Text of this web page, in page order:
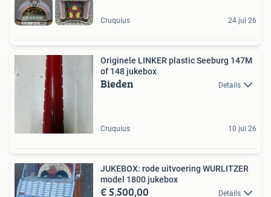
Cruquius 24 jul 26
Originele LINKER plastic Seeburg 147M
of 148 jukebox
Bieden Details
Cruquius 10 jul 26
JUKEBOX: rode uitvoering WURLITZER
model 1800 jukebox
€ 5.500,00 Details